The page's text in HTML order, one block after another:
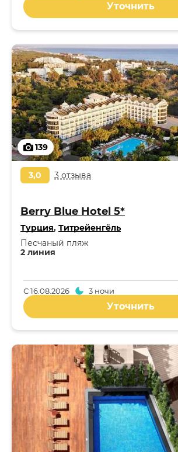
Уточнить
139
3,0 3 отзыва
Berry Blue Hotel 5*
Турция, Титрейенгёль
2 линия
Песчаный пляж
С16.08.2026 3 ночи
Уточнить